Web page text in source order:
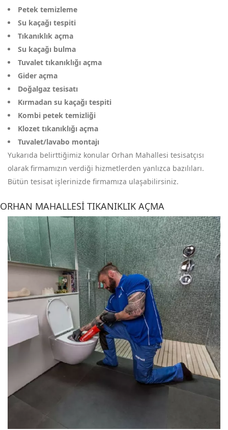
Petek temizleme
Su kaçağı tespiti
Tıkanıklık açma
Su kaçağı bulma
Tuvalet tıkanıklığı açma
Gider açma
Doğalgaz tesisatı
Kırmadan su kaçağı tespiti
Kombi petek temizliği
Klozet tıkanıklığı açma
Tuvalet/lavabo montajı
Yukarıda belirttiğimiz konular Orhan Mahallesi tesisatçısı
olarak firmamızın verdiği hizmetlerden yanlızca bazılıları.
Bütün tesisat işlerinizde firmamıza ulaşabilirsiniz.
ORHAN MAHALLESI TIKANIKLIK AÇMA